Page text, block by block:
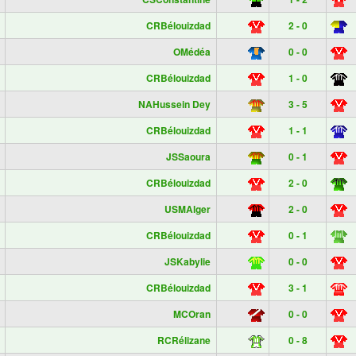
CRBélouizdad
2 - 0
OMédéa
0 - 0
CRBélouizdad
1 - 0
NAHussein Dey
3 - 5
CRBélouizdad
1 - 1
JSSaoura
0 - 1
CRBélouizdad
2 - 0
USMAlger
2 - 0
CRBélouizdad
0 - 1
JSKabylie
0 - 0
CRBélouizdad
3 - 1
MCOran
0 - 0
RCRélizane
0 - 8